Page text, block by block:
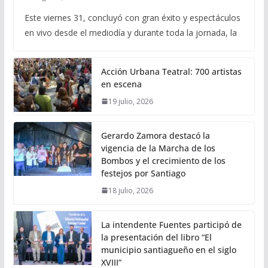
Este viernes 31, concluyó con gran éxito y espectáculos
en vivo desde el mediodía y durante toda la jornada, la
Acción Urbana Teatral: 700 artistas
en escena
19 julio, 2026
Gerardo Zamora destacó la
vigencia de la Marcha de los
Bombos y el crecimiento de los
festejos por Santiago
18 julio, 2026
La intendente Fuentes participó de
la presentación del libro “El
municipio santiagueño en el siglo
XVIII”